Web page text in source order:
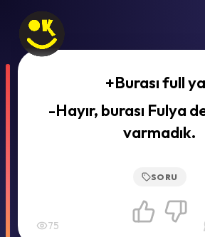
+Burası full
-Hayır, burası Fulya
varmadık.
SORU
75